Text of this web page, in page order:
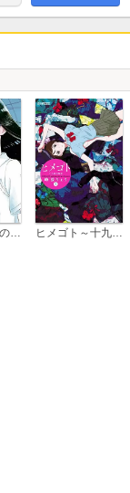
ヒメゴト～十九歳の制服～